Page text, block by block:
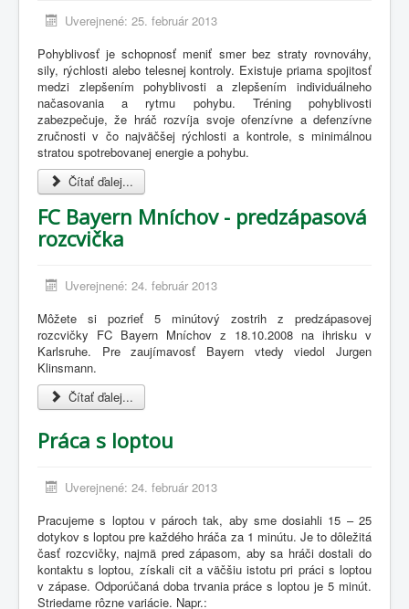
Uverejnené: 25. február 2013
Pohyblivosť je schopnosť meniť smer bez straty rovnováhy,
sily, rýchlosti alebo telesnej kontroly. Existuje priama spojitosť
medzi zlepšením pohyblivosti a zlepšením individuálneho
načasovania a rytmu pohybu. Tréning pohyblivosti
zabezpečuje, že hráč rozvíja svoje ofenzívne a defenzívne
zručnosti v čo najväčšej rýchlosti a kontrole, s minimálnou
stratou spotrebovanej energie a pohybu.
Čítať ďalej...
FC Bayern Mníchov - predzápasová
rozcvička
Uverejnené: 24. február 2013
Môžete si pozrieť 5 minútový zostrih z predzápasovej
rozcvičky FC Bayern Mníchov z 18.10.2008 na ihrisku v
Karlsruhe. Pre zaujímavosť Bayern vtedy viedol Jurgen
Klinsmann.
Čítať ďalej...
Práca s loptou
Uverejnené: 24. február 2013
Pracujeme s loptou v pároch tak, aby sme dosiahli 15 – 25
dotykov s loptou pre každého hráča za 1 minútu. Je to dôležitá
časť rozcvičky, najmä pred zápasom, aby sa hráči dostali do
kontaktu s loptou, získali cit a väčšiu istotu pri práci s loptou
v zápase. Odporúčaná doba trvania práce s loptou je 5 minút.
Striedame rôzne variácie. Napr.: